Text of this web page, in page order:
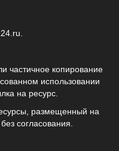
частичное копирование
использовании
на ресурс.
размещенный на
согласования.